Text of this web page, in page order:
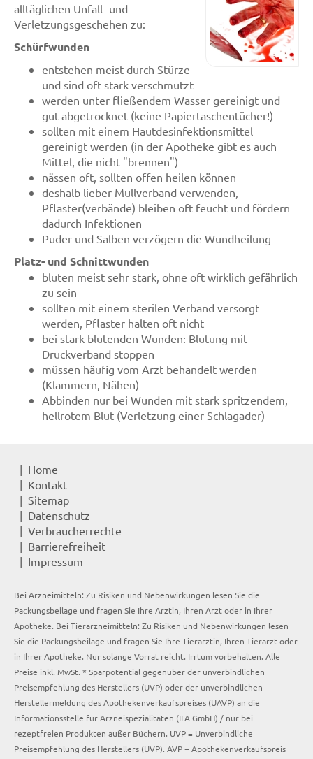
alltäglichen Unfall- und
Verletzungsgeschehen zu:
Schürfwunden
entstehen meist durch Stürze
und sind oft stark verschmutzt
werden unter fließendem Wasser gereinigt und
gut abgetrocknet (keine Papiertaschentücher!)
sollten mit einem Hautdesinfektionsmittel
gereinigt werden (in der Apotheke gibt es auch
Mittel, die nicht "brennen")
nässen oft, sollten offen heilen können
deshalb lieber Mullverband verwenden,
Pflaster(verbände) bleiben oft feucht und fördern
dadurch Infektionen
Puder und Salben verzögern die Wundheilung
Platz- und Schnittwunden
bluten meist sehr stark, ohne oft wirklich gefährlich
zu sein
sollten mit einem sterilen Verband versorgt
werden, Pflaster halten oft nicht
bei stark blutenden Wunden: Blutung mit
Druckverband stoppen
müssen häufig vom Arzt behandelt werden
(Klammern, Nähen)
Abbinden nur bei Wunden mit stark spritzendem,
hellrotem Blut (Verletzung einer Schlagader)
Home
Kontakt
Sitemap
Datenschutz
Verbraucherrechte
Barrierefreiheit
Impressum
Bei Arzneimitteln: Zu Risiken und Nebenwirkungen lesen Sie die
Packungsbeilage und fragen Sie Ihre Ärztin, Ihren Arzt oder in Ihrer
Apotheke. Bei Tierarzneimitteln: Zu Risiken und Nebenwirkungen lesen
Sie die Packungsbeilage und fragen Sie Ihre Tierärztin, Ihren Tierarzt oder
in Ihrer Apotheke. Nur solange Vorrat reicht. Irrtum vorbehalten. Alle
Preise inkl. MwSt. * Sparpotential gegenüber der unverbindlichen
Preisempfehlung des Herstellers (UVP) oder der unverbindlichen
Herstellermeldung des Apothekenverkaufspreises (UAVP) an die
Informationsstelle für Arzneispezialitäten (IFA GmbH) / nur bei
rezeptfreien Produkten außer Büchern. UVP = Unverbindliche
Preisempfehlung des Herstellers (UVP). AVP = Apothekenverkaufspreis